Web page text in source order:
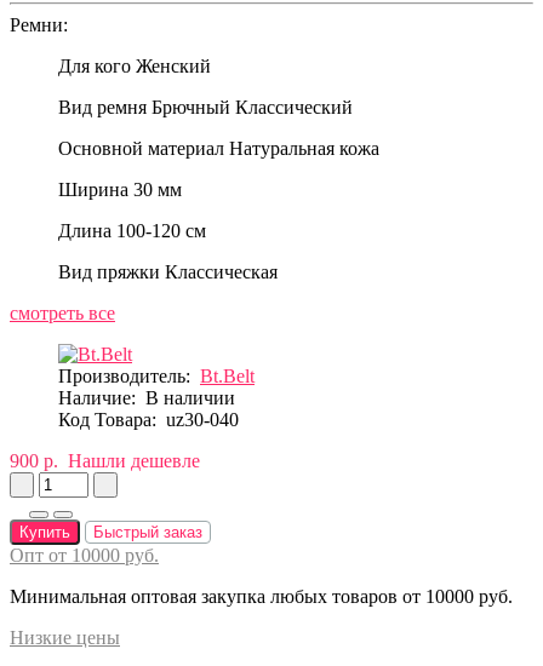
Ремни:
Для кого Женский
Вид ремня Брючный Классический
Основной материал Натуральная кожа
Ширина 30 мм
Длина 100-120 см
Вид пряжки Классическая
смотреть все
Производитель: Bt.Belt
Наличие: В наличии
Код Товара: uz30-040
900 р. Нашли дешевле
Купить Быстрый заказ
Опт от 10000 руб.
Минимальная оптовая закупка любых товаров от 10000 руб.
Низкие цены